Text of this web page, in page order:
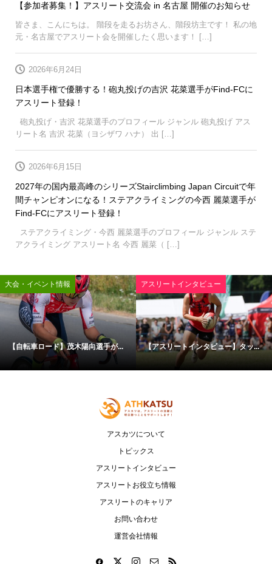
【参加者募集！】アスリート交流会 in 名古屋 開催のお知らせ
皆さま、こんにちは。 階段を走るお坊さん、階段坊主です！ 私の地
元・名古屋でアスリート会を開催したく思います！ […]
日本選手権で優勝する！砲丸投げの吉沢 花菜選手がFind-FCに
アスリート登録！
2026年6月24日
砲丸投げ・吉沢 花菜選手のプロフィール ジャンル 砲丸投げ アス
リート名 吉沢 花菜（ヨシザワ ハナ） 出 […]
2027年の国内最高峰のシリーズStairclimbing Japan Circuitで年
間チャンピオンになる！ステアクライミングの今西 麗菜選手が
Find-FCにアスリート登録！
2026年6月15日
ステアクライミング・今西 麗菜選手のプロフィール ジャンル ステ
アクライミング アスリート名 今西 麗菜（ […]
大会・イベント情報
【自転車ロード】茂木陽向選手が...
アスリートインタビュー
【アスリートインタビュー】タッ...
アスカツについて
トピックス
アスリートインタビュー
アスリートお役立ち情報
アスリートのキャリア
お問い合わせ
運営会社情報